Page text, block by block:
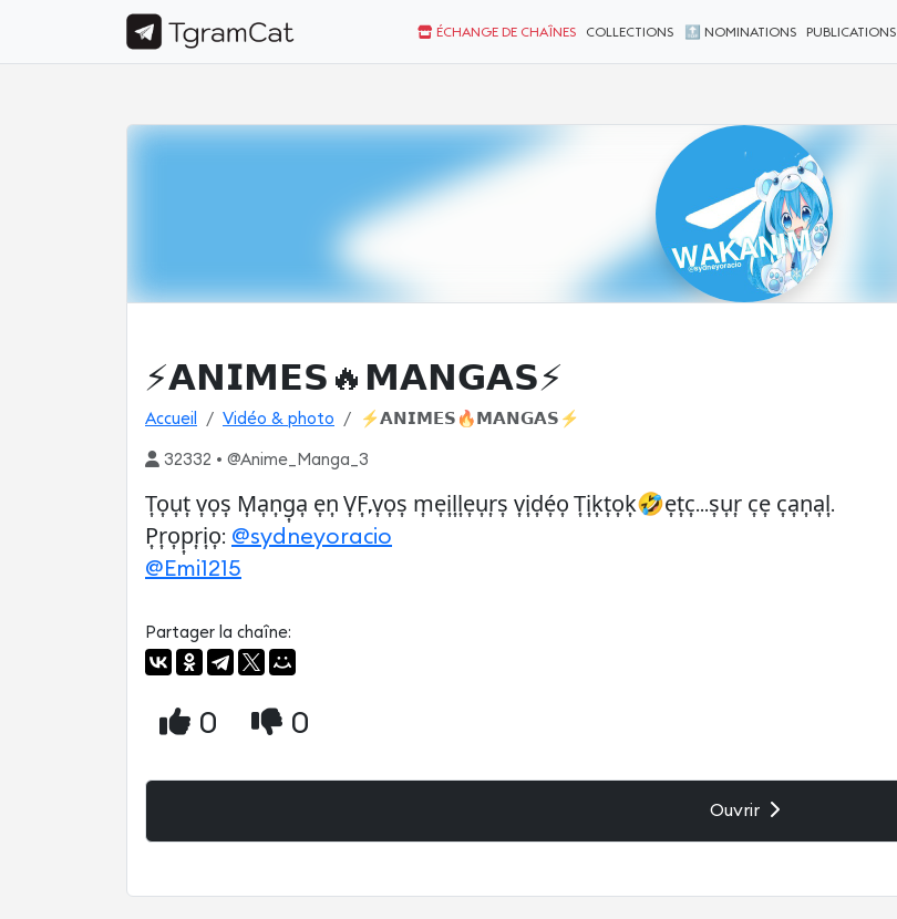
ÉCHANGE DE CHAÎNES COLLECTIONS 🔝 NOMINATIONS PUBLICATIONS
⚡𝗔𝗡𝗜𝗠𝗘𝗦🔥𝗠𝗔𝗡𝗚𝗔𝗦⚡
Accueil Vidéo & photo ⚡𝗔𝗡𝗜𝗠𝗘𝗦🔥𝗠𝗔𝗡𝗚𝗔𝗦⚡
32332 • @Anime_Manga_3
T͎o͎u͎t͎ v͎o͎s͎ M͎a͎n͎g͎a͎ e͎n͎ V͎F͎,v͎o͎s͎ m͎e͎i͎l͎l͎e͎u͎r͎s͎ v͎i͎d͎é͎o͎ T͎i͎k͎t͎o͎k͎🤣e͎t͎c͎...s͎u͎r͎ c͎e͎ c͎a͎n͎a͎l͎.
P͎r͎o͎p͎r͎i͎o͎: @sydneyoracio
@Emi1215
Partager la chaîne:
0 0
Ouvrir